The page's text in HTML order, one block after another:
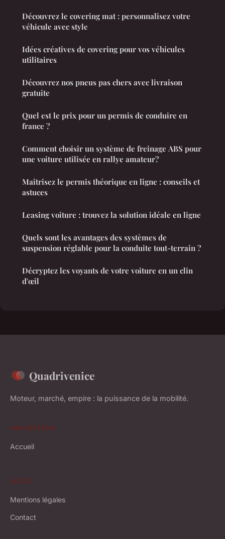
Découvrez le covering mat : personnalisez votre
véhicule avec style
Idées créatives de covering pour vos véhicules
utilitaires
Découvrez nos pneus pas chers avec livraison
gratuite
Quel est le prix pour un permis de conduire en
france ?
Comment choisir un système de freinage ABS pour
une voiture utilisée en rallye amateur?
Maîtrisez le permis théorique en ligne : conseils et
astuces
Leasing voiture : trouvez la solution idéale en ligne
Quels sont les avantages des systèmes de
suspension réglable pour la conduite tout-terrain ?
Décryptez les voyants de votre voiture en un clin
d'œil
Quadrivenice
Moteur, marché, empire : la puissance de la mobilité.
NAVIGATION
Accueil
LÉGAL
Mentions légales
Contact